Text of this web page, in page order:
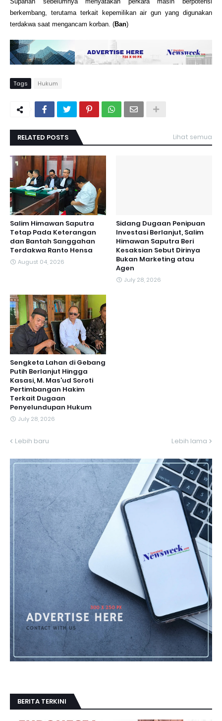
berkembang, terutama terkait kepemilikan air gun yang digunakan
terdakwa saat mengancam korban. (Ban)
Tags Hukum
RELATED POSTS Lihat semua
Salim Himawan Saputra
Tetap Pada Keterangan
dan Bantah Sanggahan
Terdakwa Ranto Hensa
August 04, 2026
Sidang Dugaan Penipuan
Investasi Berlanjut, Salim
Himawan Saputra Beri
Kesaksian Sebut Dirinya
Bukan Marketing atau
Agen
July 28, 2026
Sengketa Lahan di Gebang
Putih Berlanjut Hingga
Kasasi, M. Mas’ud Soroti
Pertimbangan Hakim
Terkait Dugaan
Penyelundupan Hukum
July 28, 2026
Lebih baru Lebih lama
BERITA TERKINI